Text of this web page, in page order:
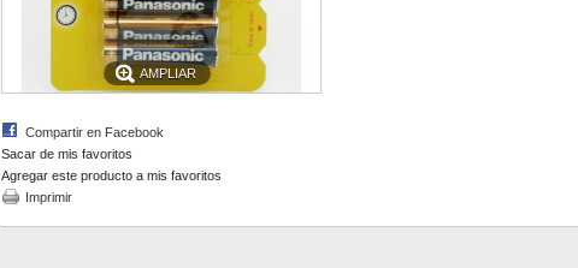
AMPLIAR
Compartir en Facebook
Sacar de mis favoritos
Agregar este producto a mis favoritos
Imprimir